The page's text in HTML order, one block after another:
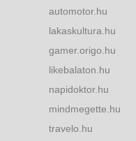
automotor.hu
lakaskultura.hu
gamer.origo.hu
likebalaton.hu
napidoktor.hu
mindmegette.hu
travelo.hu